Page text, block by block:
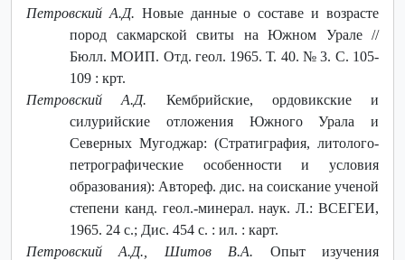
Петровский А.Д. Новые данные о составе и возрасте
пород сакмарской свиты на Южном Урале //
Бюлл. МОИП. Отд. геол. 1965. Т. 40. № 3. С. 105-
109 : крт.
Петровский А.Д. Кембрийские, ордовикские и
силурийские отложения Южного Урала и
Северных Мугоджар: (Стратиграфия, литолого-
петрографические особенности и условия
образования): Автореф. дис. на соискание ученой
степени канд. геол.-минерал. наук. Л.: ВСЕГЕИ,
1965. 24 с.; Дис. 454 с. : ил. : карт.
Петровский А.Д., Шитов В.А. Опыт изучения